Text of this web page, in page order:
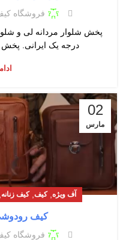
فروشگاه
پخش شلوار مردانه لی و
درجه یک ایرانی. پخش
02
مارس
آف ویژه ,کیف ,کیف زنانه
کیف
فروشگاه